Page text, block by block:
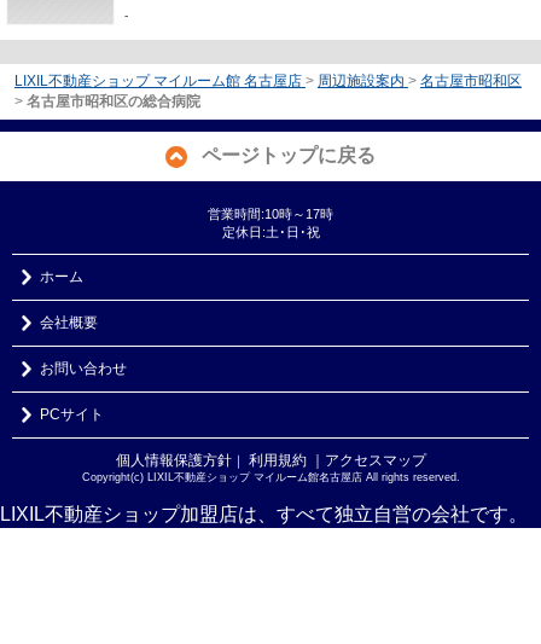
-
LIXIL不動産ショップ マイルーム館 名古屋店 > 周辺施設案内 > 名古屋市昭和区
> 名古屋市昭和区の総合病院
ページトップに戻る
営業時間:10時～17時
定休日:土･日･祝
ホーム
会社概要
お問い合わせ
PCサイト
個人情報保護方針｜ 利用規約 ｜アクセスマップ
Copyright(c) LIXIL不動産ショップ マイルーム館名古屋店 All rights reserved.
LIXIL不動産ショップ加盟店は、すべて独立自営の会社です。